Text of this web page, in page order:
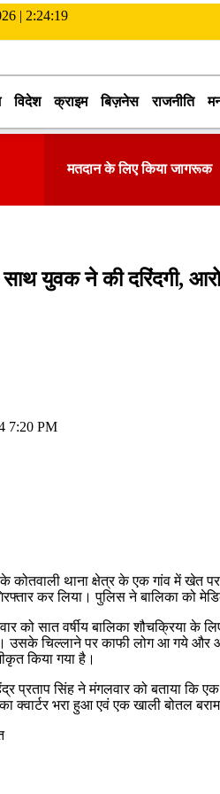
| 2:24:20
विदेश क्राइम बिज़नेस राजनीति
मतदान के लिए किया जागरूक
युवक ने की दरिंदगी,
7:20 PM
कोतवाली थाना क्षेत्र के एक गांव में खेत
कर लिया। पुलिस ने बालिका को
को सात वर्षीय बालिका शौचक्रिया
उसके चिल्लाने पर काफी लोग आ गये और
किया गया है।
प्रताप सिंह ने मंगलवार को बताया कि
क्वार्टर भरा हुआ एवं एक खाली बोतल